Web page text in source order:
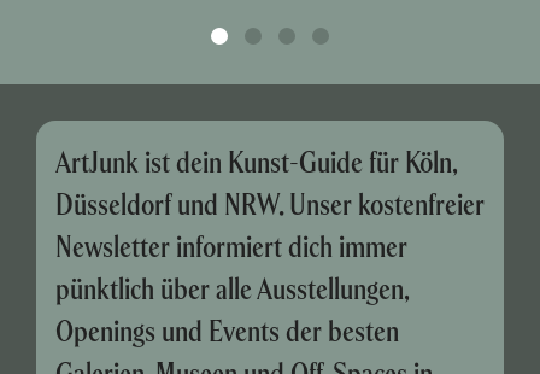
ArtJunk ist dein Kunst-Guide für Köln,
Düsseldorf und NRW. Unser kostenfreier
Newsletter informiert dich immer
pünktlich über alle Ausstellungen,
Openings und Events der besten